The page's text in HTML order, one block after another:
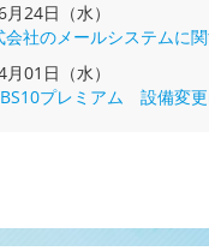
24日（水）
会社のメールシステムに
01日（水）
BS10プレミアム 設備変